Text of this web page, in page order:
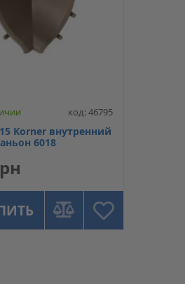
код: 46795
Korner внутренний
6018